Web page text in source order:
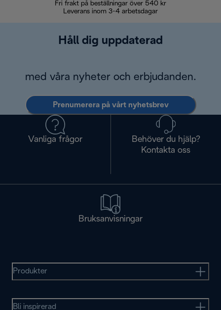
Fri frakt på beställningar över 540 kr
Leverans inom 3-4 arbetsdagar
Håll dig uppdaterad
med våra nyheter och erbjudanden.
Prenumerera på vårt nyhetsbrev
Vanliga frågor
Behöver du hjälp?
Kontakta oss
Bruksanvisningar
Produkter
Bli inspirerad